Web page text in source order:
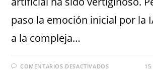
paso la emoción inicial por la
a la compleja…
COMENTARIOS DESACTIVADOS 15